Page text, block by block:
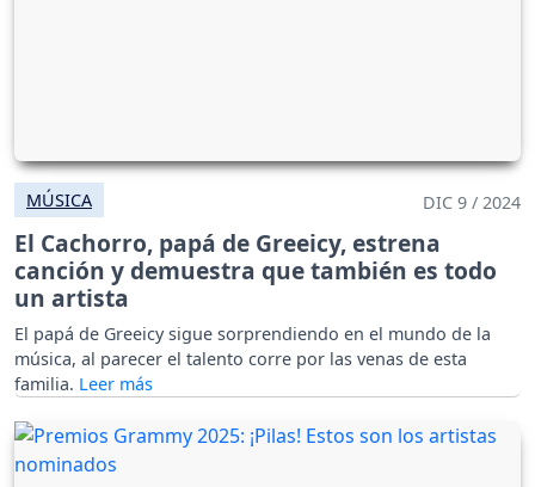
MÚSICA DIC 9 / 2024
El Cachorro, papá de Greeicy, estrena
canción y demuestra que también es todo
un artista
El papá de Greeicy sigue sorprendiendo en el mundo de la
música, al parecer el talento corre por las venas de esta
familia.